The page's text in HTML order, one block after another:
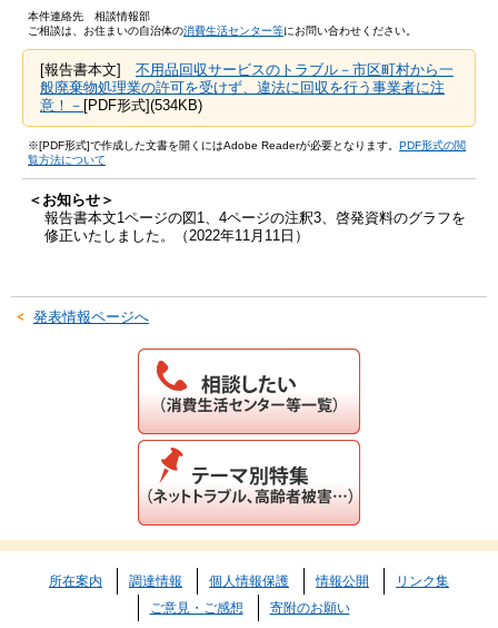
本件連絡先 相談情報部
ご相談は、お住まいの自治体の消費生活センター等にお問い合わせください。
[報告書本文] 不用品回収サービスのトラブル－市区町村から一
般廃棄物処理業の許可を受けず、違法に回収を行う事業者に注
意！－ [PDF形式](534KB)
※[PDF形式]で作成した文書を開くにはAdobe Readerが必要となります。 PDF形式の閲
覧方法について
＜お知らせ＞
報告書本文1ページの図1、4ページの注釈3、啓発資料のグラフを
修正いたしました。（2022年11月11日）
発表情報ページへ
所在案内 調達情報 個人情報保護 情報公開
リンク集
ご意見・ご感想
寄附のお願い